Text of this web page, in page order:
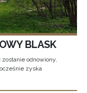
BLASK
odnowiony,
zyska